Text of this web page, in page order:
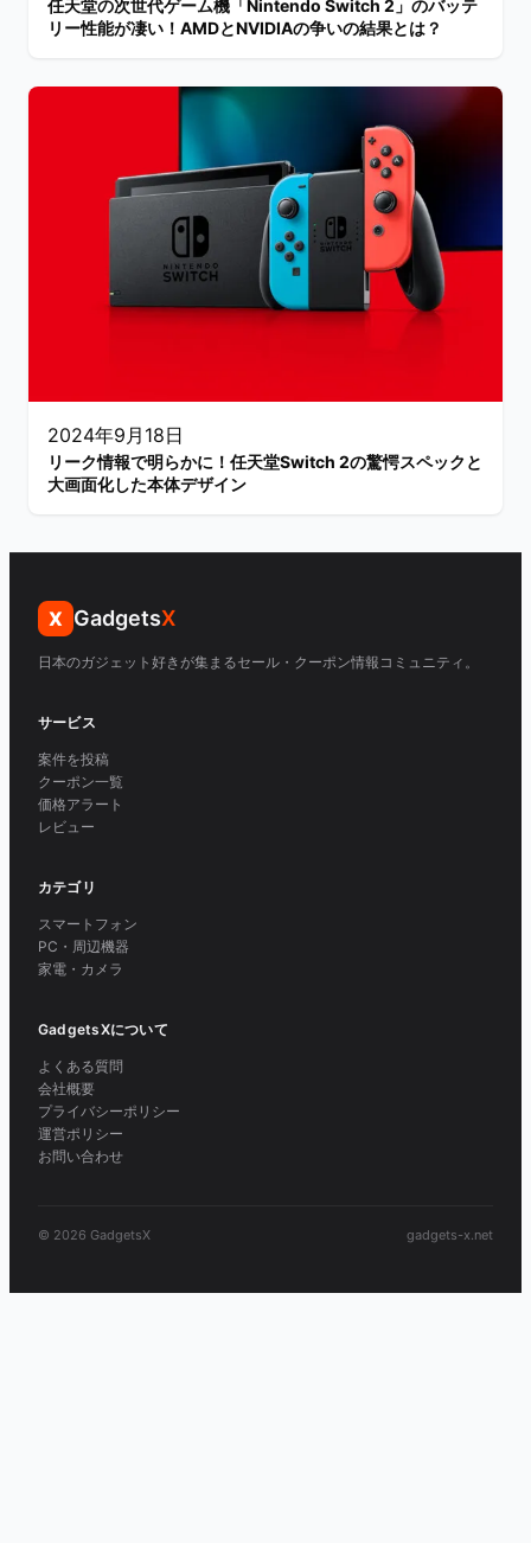
任天堂の次世代ゲーム機「Nintendo Switch 2」のバッテ
リー性能が凄い！AMDとNVIDIAの争いの結果とは？
2024年9月18日
リーク情報で明らかに！任天堂Switch 2の驚愕スペックと
大画面化した本体デザイン
X GadgetsX
日本のガジェット好きが集まるセール・クーポン情報コミュニティ。
サービス
案件を投稿
クーポン一覧
価格アラート
レビュー
カテゴリ
スマートフォン
PC・周辺機器
家電・カメラ
GadgetsXについて
よくある質問
会社概要
プライバシーポリシー
運営ポリシー
お問い合わせ
© 2026 GadgetsX gadgets-x.net